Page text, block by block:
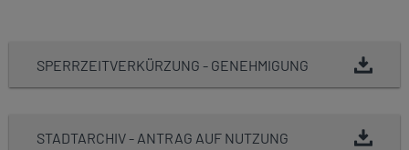
SPERRZEITVERKÜRZUNG - GENEHMIGUNG
STADTARCHIV - ANTRAG AUF NUTZUNG